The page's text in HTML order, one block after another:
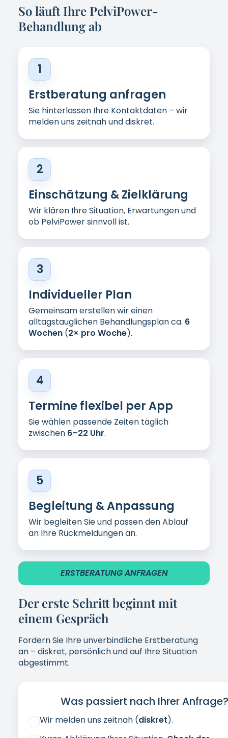
3
Individueller Plan
Gemeinsam erstellen wir einen
alltagstauglichen Behandlungsplan ca.
Wochen(2× pro Woche).
4
Termine flexibel per App
Sie wählen passende Zeiten täglich
zwischen6–22 Uhr.
5
Begleitung & Anpassung
Wir begleiten Sie und passen den Ablauf
an Ihre Rückmeldungen an.
ERSTBERATUNG ANFRAGEN
einem Gespräch
Fordern Sie Ihre unverbindliche Erstberatung
an – diskret, persönlich und auf Ihre Situation
abgestimmt.
Wir melden uns zeitnah (
Kurze Abklärung Ihrer Situation,
Kontraindikationen.
Wenn passend: Terminvereinbarung.
• Standort:1100 Wien (U1 – Alaudagasse)
Wien (U6 – Währingerstrasse)
• Zeiten:6–22 Uhr(Buchung per App)
•
5 Jahre Expertenerfahrung
Wählen Sie Ihren Standort und starten Sie mit
diskreten Erstgespräch.
ERSTBERATUNG ANFRAGEN UND STANDORT
dient der Information und ersetzt keine medizinische